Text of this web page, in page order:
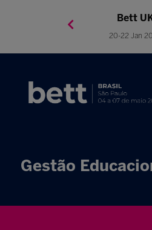
Bett
20-22 Jan
Bett
05-08 Mai
Bett
23-24
Bett
8-10 November
Gestão